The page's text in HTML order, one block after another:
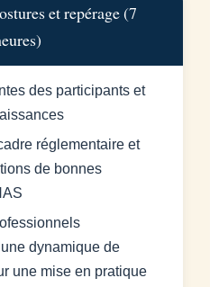
et repérage (7
des participants et
réglementaire et
de bonnes
dynamique de
une mise en pratique